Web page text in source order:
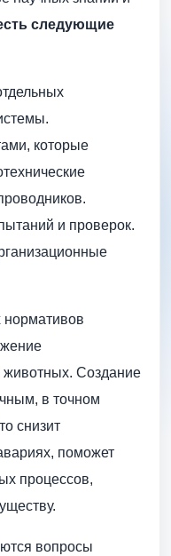
следующие
которые
и проверок.
нормативов
животных. Создание
в точном
снизит
поможет
процессов,
вопросы